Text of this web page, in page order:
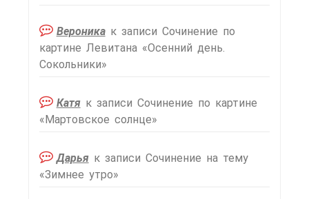
Вероникак записи Сочинение по
картине Левитана «Осенний день.
Сокольники»
Катяк записи Сочинение по картине
«Мартовское солнце»
Дарьяк записи Сочинение на тему
«Зимнее утро»